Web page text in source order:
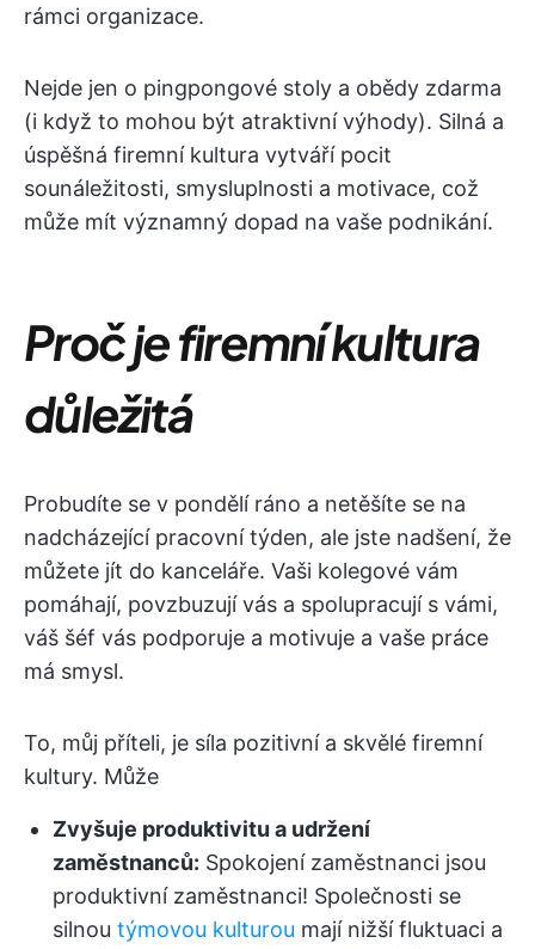
rámci organizace.
Nejde jen o pingpongové stoly a obědy zdarma
(i když to mohou být atraktivní výhody). Silná a
úspěšná firemní kultura vytváří pocit
sounáležitosti, smysluplnosti a motivace, což
může mít významný dopad na vaše podnikání.
Proč je firemní kultura
důležitá
Probudíte se v pondělí ráno a netěšíte se na
nadcházející pracovní týden, ale jste nadšení, že
můžete jít do kanceláře. Vaši kolegové vám
pomáhají, povzbuzují vás a spolupracují s vámi,
váš šéf vás podporuje a motivuje a vaše práce
má smysl.
To, můj příteli, je síla pozitivní a skvělé firemní
kultury. Může
Zvyšuje produktivitu a udržení
zaměstnanců: Spokojení zaměstnanci jsou
produktivní zaměstnanci! Společnosti se
silnou týmovou kulturou mají nižší fluktuaci a